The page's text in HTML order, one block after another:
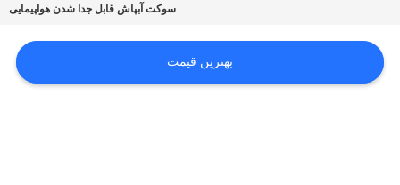
نقل قول
سوکت آبپاش قابل جدا شدن هواپیمایی
بهترین قیمت